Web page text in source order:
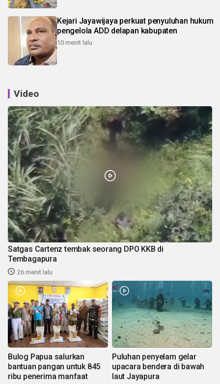
Kejari Jayawijaya perkuat penyuluhan hukum
pengelola ADD delapan kabupaten
10 menit lalu
Video
Satgas Cartenz tembak seorang DPO KKB di
Tembagapura
26 menit lalu
Bulog Papua salurkan
bantuan pangan untuk 845
ribu penerima manfaat
Puluhan penyelam gelar
upacara bendera di bawah
laut Jayapura